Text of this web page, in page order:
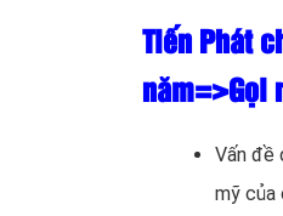
Tiến Phát
năm=>Gọi
Vấn đề
mỹ của